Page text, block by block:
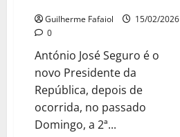
Guilherme Fafaiol
15/02/2026
0
António José Seguro é o
novo Presidente da
República, depois de
ocorrida, no passado
Domingo, a 2ª...